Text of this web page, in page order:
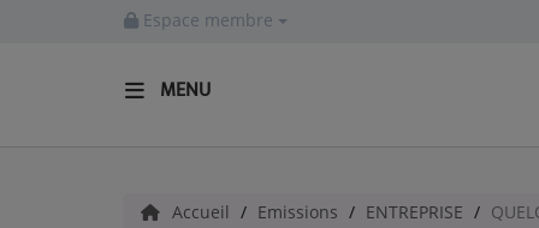
Espace membre
MENU
Accueil Emissions ENTREPRISE